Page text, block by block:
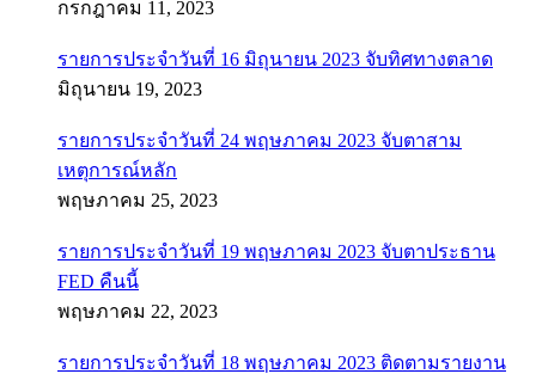
กรกฎาคม 11, 2023
รายการประจำวันที่ 16 มิถุนายน 2023 จับทิศทางตลาด
มิถุนายน 19, 2023
รายการประจำวันที่ 24 พฤษภาคม 2023 จับตาสาม
เหตุการณ์หลัก
พฤษภาคม 25, 2023
รายการประจำวันที่ 19 พฤษภาคม 2023 จับตาประธาน
FED คืนนี้
พฤษภาคม 22, 2023
รายการประจำวันที่ 18 พฤษภาคม 2023 ติดตามรายงาน